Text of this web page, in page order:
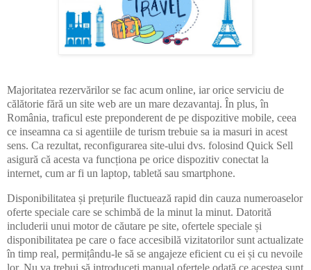
Majoritatea rezervărilor se fac acum online, iar orice serviciu de
călătorie fără un site web are un mare dezavantaj. În plus, în
România, traficul este preponderent de pe dispozitive mobile, ceea
ce inseamna ca si agentiile de turism trebuie sa ia masuri in acest
sens. Ca rezultat, reconfigurarea site-ului dvs. folosind Quick Sell
asigură că acesta va funcționa pe orice dispozitiv conectat la
internet, cum ar fi un laptop, tabletă sau smartphone.
Disponibilitatea și prețurile fluctuează rapid din cauza numeroaselor
oferte speciale care se schimbă de la minut la minut. Datorită
includerii unui motor de căutare pe site, ofertele speciale și
disponibilitatea pe care o face accesibilă vizitatorilor sunt actualizate
în timp real, permițându-le să se angajeze eficient cu ei și cu nevoile
lor. Nu va trebui să introduceți manual ofertele odată ce acestea sunt